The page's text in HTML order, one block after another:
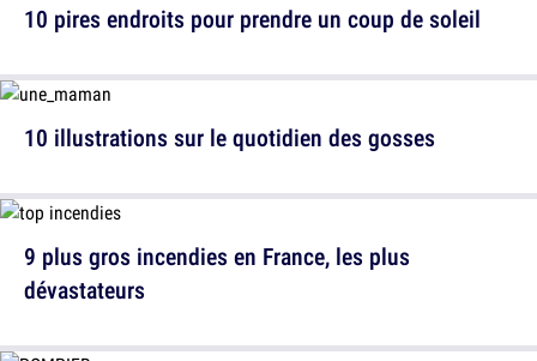
10 illustrations sur le quotidien des gosses
10 pires endroits pour prendre un coup de soleil
9 plus gros incendies en France, les plus
dévastateurs